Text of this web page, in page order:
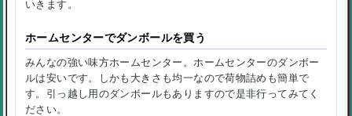
いきます。
ホームセンターでダンボールを買う
みんなの強い味方ホームセンター。ホームセンターのダンボー
ルは安いです。しかも大きさも均一なので荷物詰めも簡単で
す。引っ越し用のダンボールもありますので是非行ってみてく
ださい。